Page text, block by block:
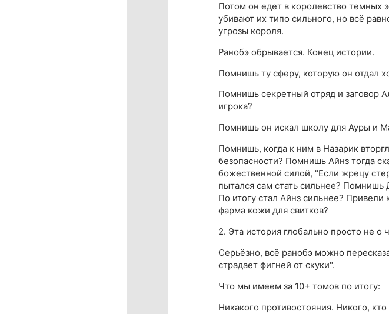
Потом он едет в королевство темных
убивают их типо сильного, но всё
угрозы короля.
Ранобэ обрывается. Конец истории.
Помнишь ту сферу, которую он отдал
Помнишь секретный отряд и заговор
игрока?
Помнишь он искал школу для Ауры и
Помнишь, когда к ним в Назарик
безопасности? Помнишь Айнз тогда
божественной силой, "Если жрецу
пытался сам стать сильнее?
По итогу стал Айнз сильнее?
фарма кожи для свитков?
2. Эта история глобально просто не о
Серьёзно, всё ранобэ можно
страдает фигней от скуки".
Что мы имеем за 10+ томов по итогу:
Никакого противостояния. Никого,